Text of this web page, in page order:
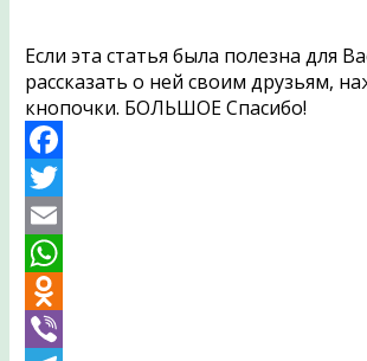
Если эта статья была полезна для
рассказать о ней своим друзьям,
кнопочки. БОЛЬШОЕ Спасибо!
Facebook
Twitter
Email
WhatsApp
Odnoklassniki